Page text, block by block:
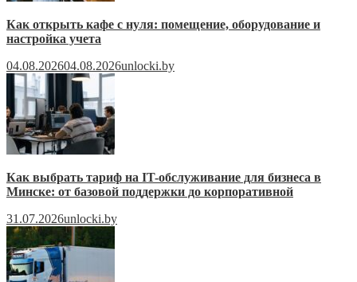
Как открыть кафе с нуля: помещение, оборудование и
настройка учета
04.08.202604.08.2026unlocki.by
Как выбрать тариф на IT-обслуживание для бизнеса в
Минске: от базовой поддержки до корпоративной
31.07.2026unlocki.by